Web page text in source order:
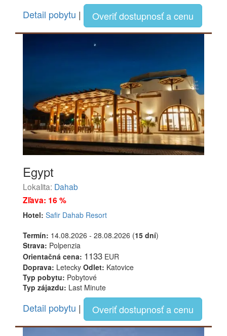
Detail pobytu | Overiť dostupnosť a cenu
Egypt
Lokalita: Dahab
Zľava: 16 %
Hotel: Safir Dahab Resort
Termín: 14.08.2026 - 28.08.2026 (15 dní)
Strava: Polpenzia
Orientačná cena: 1133 EUR
Doprava: Letecky Odlet: Katovice
Typ pobytu: Pobytové
Typ zájazdu: Last Minute
Detail pobytu | Overiť dostupnosť a cenu